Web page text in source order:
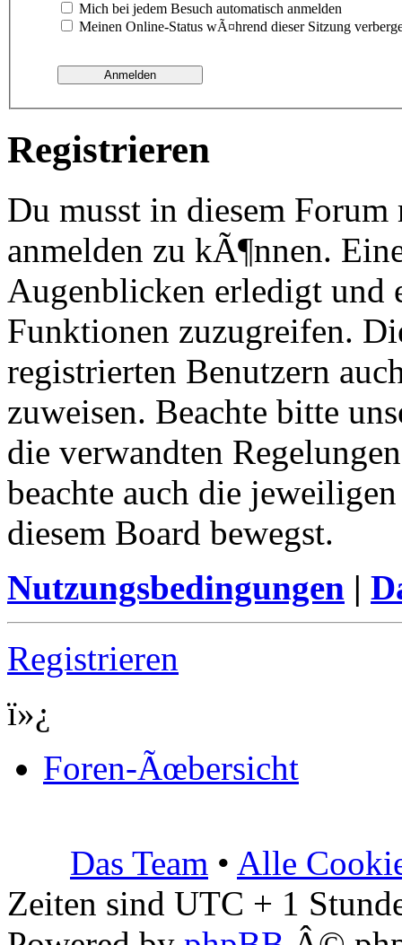
Mich bei jedem Besuch automatisch anmelden
Meinen Online-Status wÃ¤hrend dieser Sitzung
Registrieren
Du musst in diesem
anmelden zu kÃ¶nnen.
Augenblicken erledigt und
Funktionen zuzugreifen.
registrierten Benutzern
zuweisen. Beachte bitte
die verwandten
beachte auch die
diesem Board bewegst.
Nutzungsbedingungen |
Registrieren
ï»¿
Foren-Ãœbersicht
Das Team • Alle
Zeiten sind UTC + 1